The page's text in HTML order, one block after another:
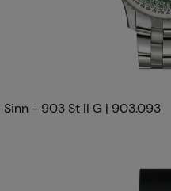
Sinn - 903 St II G | 903.093